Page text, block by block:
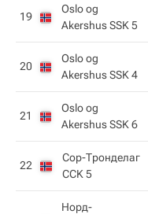
19
Oslo og
Akershus SSK 5
20
Oslo og
Akershus SSK 4
21
Oslo og
Akershus SSK 6
22
Сор-Тронделаг
CCK 5
Норд-